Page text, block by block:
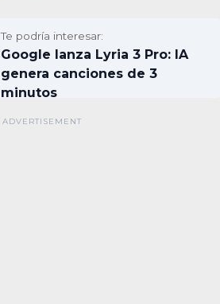
Te podría interesar:
Google lanza Lyria 3 Pro: IA
genera canciones de 3
minutos